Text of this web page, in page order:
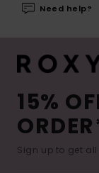
Need help?
15%
Sign up to get